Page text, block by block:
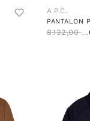
A.P.C.
PANTALON
8.132,00 Kč